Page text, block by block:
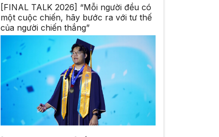
[FINAL TALK 2026] “Mỗi người đều có
một cuộc chiến, hãy bước ra với tư thế
của người chiến thắng”